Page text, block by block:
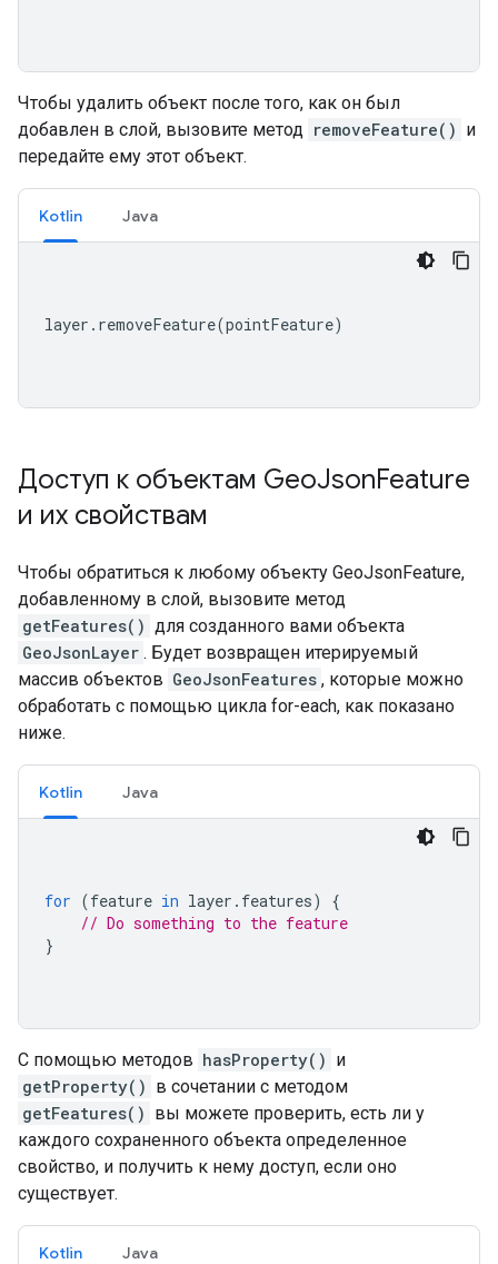
Чтобы удалить объект после того, как он был
добавлен в слой, вызовите метод removeFeature() и
передайте ему этот объект.
Kotlin Java
layer . removeFeature(pointFeature)
Доступ к объектам GeoJsonFeature
и их свойствам
Чтобы обратиться к любому объекту GeoJsonFeature,
добавленному в слой, вызовите метод
getFeatures() для созданного вами объекта
GeoJsonLayer . Будет возвращен итерируемый
массив объектов GeoJsonFeatures , которые можно
обработать с помощью цикла for-each, как показано
ниже.
Kotlin Java
for (feature in layer . features)
{
// Do something to the feature
}
С помощью методов hasProperty() и
getProperty() в сочетании с методом
getFeatures() вы можете проверить, есть ли у
каждого сохраненного объекта определенное
свойство, и получить к нему доступ, если оно
существует.
Kotlin Java